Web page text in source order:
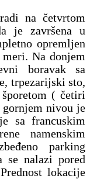
na četvrtom
je završena u
opremljen
Na donjem
boravak sa
trpezarijski sto,
( četiri
nivou je
sa francuskim
namenskim
parking
se nalazi pored
lokacije